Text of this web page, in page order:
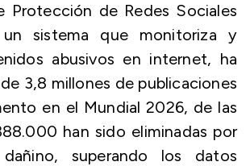
Protección de Redes Sociales
sistema que monitoriza y
abusivos en internet, ha
3,8 millones de publicaciones
en el Mundial 2026, de las
han sido eliminadas por
superando los datos